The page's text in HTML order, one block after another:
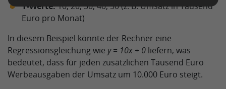
Y-Werte:10, 20, 30, 40, 50 (z. B. Umsatz in Tausend
Euro pro Monat)
In diesem Beispiel könnte der Rechner eine
Regressionsgleichung wie y = 10x + 0 liefern, was
bedeutet, dass für jeden zusätzlichen Tausend Euro
Werbeausgaben der Umsatz um 10.000 Euro steigt.